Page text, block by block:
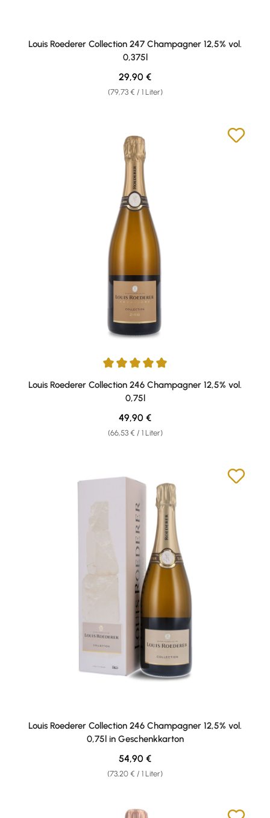
Louis Roederer Collection 247 Champagner 12,5% vol.
0,375l
(79,73 € / 1 Liter)
Regulärer Preis:
29,90 €
Durchschnittliche Bewertung von 5 von 5 Sternen
Louis Roederer Collection 246 Champagner 12,5% vol.
0,75l
(66,53 € / 1 Liter)
Regulärer Preis:
49,90 €
Louis Roederer Collection 246 Champagner 12,5% vol.
0,75l in Geschenkkarton
(73,20 € / 1 Liter)
Regulärer Preis:
54,90 €